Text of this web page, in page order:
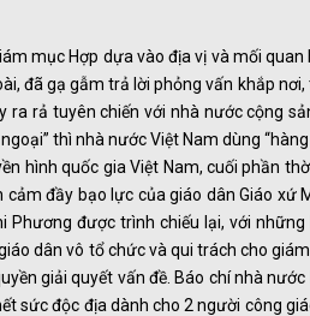
mục Hợp dựa vào địa vị và mối quan
đã gạ gẫm trả lời phỏng vấn khắp nơi,
rả tuyên chiến với nhà nước cộng
thì nhà nước Việt Nam dùng
hình quốc gia Việt Nam, cuối phần
đầy bạo lực của giáo dân Giáo xứ
Phương được trình chiếu lại, với
dân vô tổ chức và qui trách cho
giải quyết vấn đề. Báo chí nhà
sức độc địa dành cho 2 người công